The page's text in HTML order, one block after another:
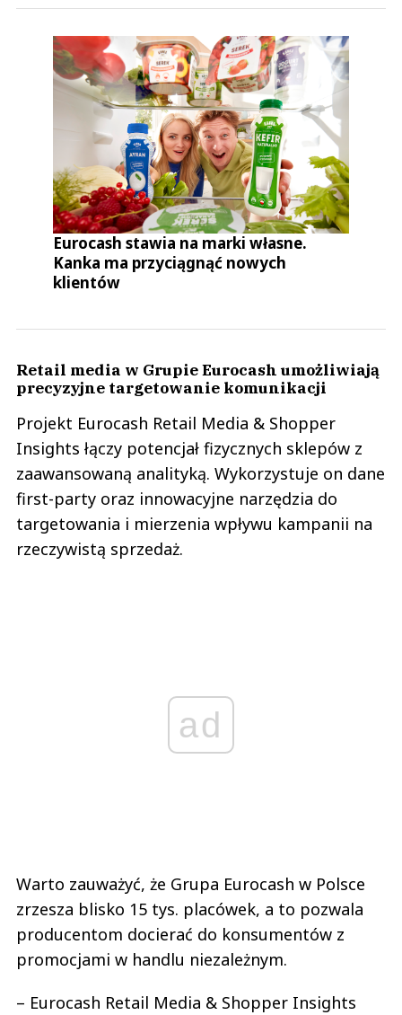
Eurocash stawia na marki własne.
Kanka ma przyciągnąć nowych
klientów
Retail media w Grupie Eurocash umożliwiają
precyzyjne targetowanie komunikacji
Projekt Eurocash Retail Media & Shopper
Insights łączy potencjał fizycznych sklepów z
zaawansowaną analityką. Wykorzystuje on dane
first-party oraz innowacyjne narzędzia do
targetowania i mierzenia wpływu kampanii na
rzeczywistą sprzedaż.
ad
Warto zauważyć, że Grupa Eurocash w Polsce
zrzesza blisko 15 tys. placówek, a to pozwala
producentom docierać do konsumentów z
promocjami w handlu niezależnym.
– Eurocash Retail Media & Shopper Insights